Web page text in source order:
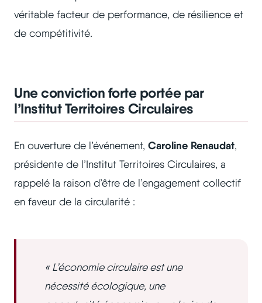
véritable facteur de performance, de résilience et
de compétitivité.
Une conviction forte portée par
l’Institut Territoires Circulaires
En ouverture de l’événement, Caroline Renaudat,
présidente de l’Institut Territoires Circulaires, a
rappelé la raison d’être de l’engagement collectif
en faveur de la circularité :
« L’économie circulaire est une
nécessité écologique, une